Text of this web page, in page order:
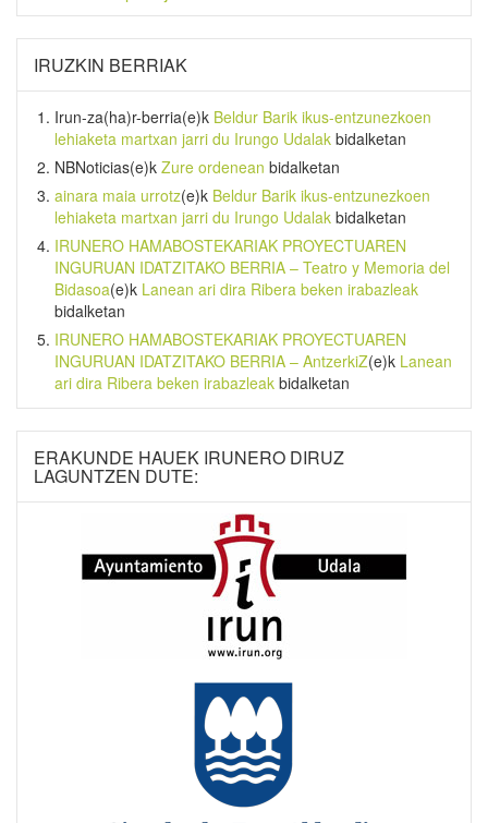
IRUZKIN BERRIAK
Irun-za(ha)r-berria(e)k Beldur Barik ikus-entzunezkoen
lehiaketa martxan jarri du Irungo Udalak bidalketan
NBNoticias(e)k Zure ordenean bidalketan
ainara maia urrotz(e)k Beldur Barik ikus-entzunezkoen
lehiaketa martxan jarri du Irungo Udalak bidalketan
IRUNERO HAMABOSTEKARIAK PROYECTUAREN
INGURUAN IDATZITAKO BERRIA – Teatro y Memoria del
Bidasoa(e)k Lanean ari dira Ribera beken irabazleak
bidalketan
IRUNERO HAMABOSTEKARIAK PROYECTUAREN
INGURUAN IDATZITAKO BERRIA – AntzerkiZ(e)k Lanean
ari dira Ribera beken irabazleak bidalketan
ERAKUNDE HAUEK IRUNERO DIRUZ
LAGUNTZEN DUTE: